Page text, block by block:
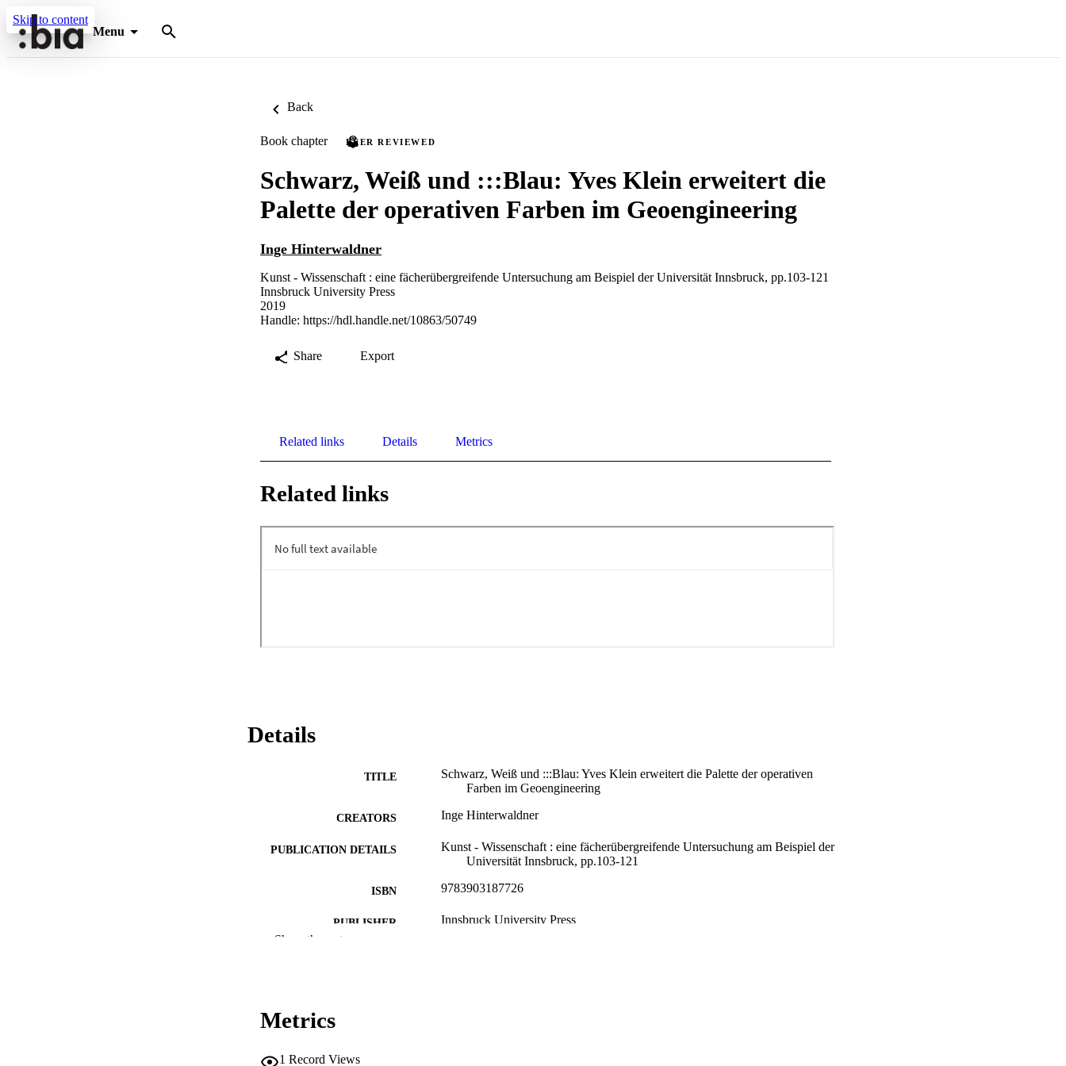
Skip to content
Menu
Back
Book chapter PEER REVIEWED
Schwarz, Weiß und :::Blau: Yves Klein erweitert die
Palette der operativen Farben im Geoengineering
Inge Hinterwaldner
Kunst - Wissenschaft : eine fächerübergreifende Untersuchung am Beispiel der Universität Innsbruck, pp.103-121
Innsbruck University Press
2019
Handle: https://hdl.handle.net/10863/50749
Share Export
Related links Details Metrics
Related links
Details
TITLE
Schwarz, Weiß und :::Blau: Yves Klein erweitert die Palette der operativen
Farben im Geoengineering
CREATORS Inge Hinterwaldner
PUBLICATION DETAILS
Kunst - Wissenschaft : eine fächerübergreifende Untersuchung am Beispiel der
Universität Innsbruck, pp.103-121
ISBN 9783903187726
PUBLISHER Innsbruck University Press
Show the rest
Metrics
1 Record Views